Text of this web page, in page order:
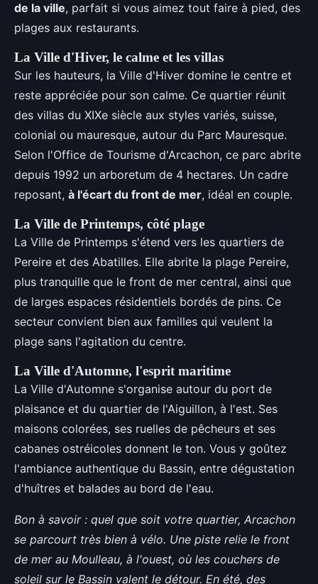
de la ville, parfait si vous aimez tout faire à pied, des
plages aux restaurants.
La Ville d'Hiver, le calme et les villas
Sur les hauteurs, la Ville d'Hiver domine le centre et
reste appréciée pour son calme. Ce quartier réunit
des villas du XIXe siècle aux styles variés, suisse,
colonial ou mauresque, autour du Parc Mauresque.
Selon l'Office de Tourisme d'Arcachon, ce parc abrite
depuis 1992 un arboretum de 4 hectares. Un cadre
reposant, à l'écart du front de mer, idéal en couple.
La Ville de Printemps, côté plage
La Ville de Printemps s'étend vers les quartiers de
Pereire et des Abatilles. Elle abrite la plage Pereire,
plus tranquille que le front de mer central, ainsi que
de larges espaces résidentiels bordés de pins. Ce
secteur convient bien aux familles qui veulent la
plage sans l'agitation du centre.
La Ville d'Automne, l'esprit maritime
La Ville d'Automne s'organise autour du port de
plaisance et du quartier de l'Aiguillon, à l'est. Ses
maisons colorées, ses ruelles de pêcheurs et ses
cabanes ostréicoles donnent le ton. Vous y goûtez
l'ambiance authentique du Bassin, entre dégustation
d'huîtres et balades au bord de l'eau.
Bon à savoir : quel que soit votre quartier, Arcachon
se parcourt très bien à vélo. Une piste relie le front
de mer au Moulleau, à l'ouest, où les couchers de
soleil sur le Bassin valent le détour. En été, des